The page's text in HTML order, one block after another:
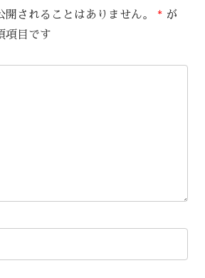
開されることはありません。 * が
項目です